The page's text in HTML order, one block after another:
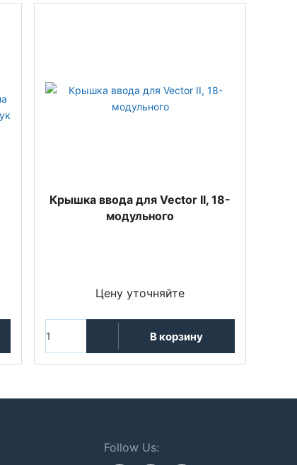
Крышка ввода для Vector II, 18-
модульного
Цену уточняйте
В корзину
Follow Us: